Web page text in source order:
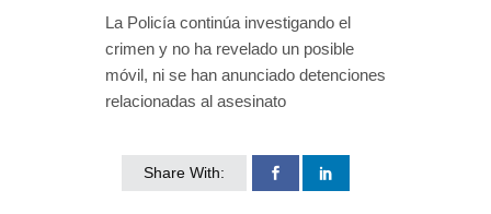
La Policía continúa investigando el
crimen y no ha revelado un posible
móvil, ni se han anunciado detenciones
relacionadas al asesinato
Share With: